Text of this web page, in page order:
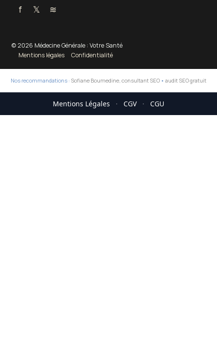
f 𝕏 ≋
© 2026 Médecine Générale : Votre Santé
Mentions légales
Confidentialité
Nos recommandations : Sofiane Boumedine, consultant SEO • audit SEO gratuit
Mentions Légales · CGV · CGU